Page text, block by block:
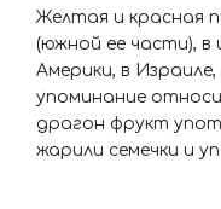
Желтая и красная
(южной ее части),
Америки, в
упоминание
драгон фрукт
жарили семечки и